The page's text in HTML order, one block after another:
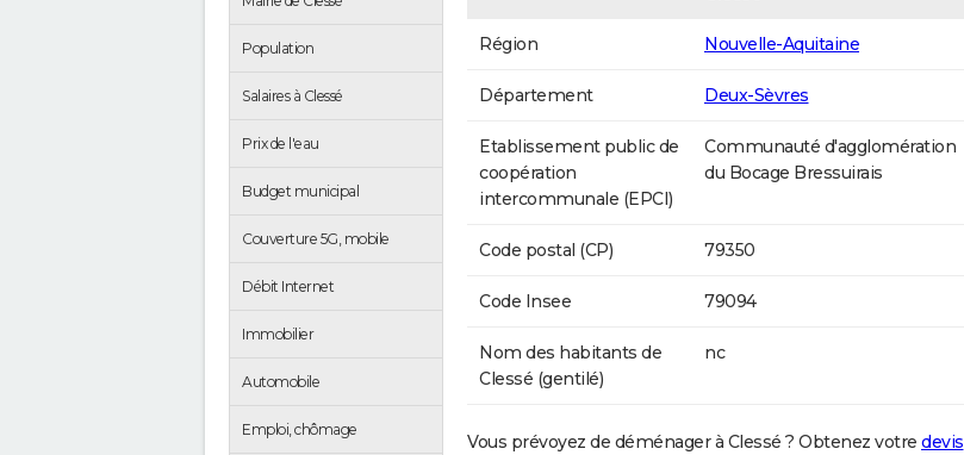
Population
Salaires à Clessé
Prix de l'eau
Budget municipal
Couverture 5G, mobile
Débit Internet
Immobilier
Automobile
Emploi, chômage
Région Nouvelle-Aquitaine
Département Deux-Sèvres
Etablissement public de
coopération
intercommunale (EPCI)
Communauté d'agglomération
du Bocage Bressuirais
Code postal (CP) 79350
Code Insee 79094
Nom des habitants de
Clessé (gentilé)
nc
Vous prévoyez de déménager à Clessé ? Obtenez votre devis